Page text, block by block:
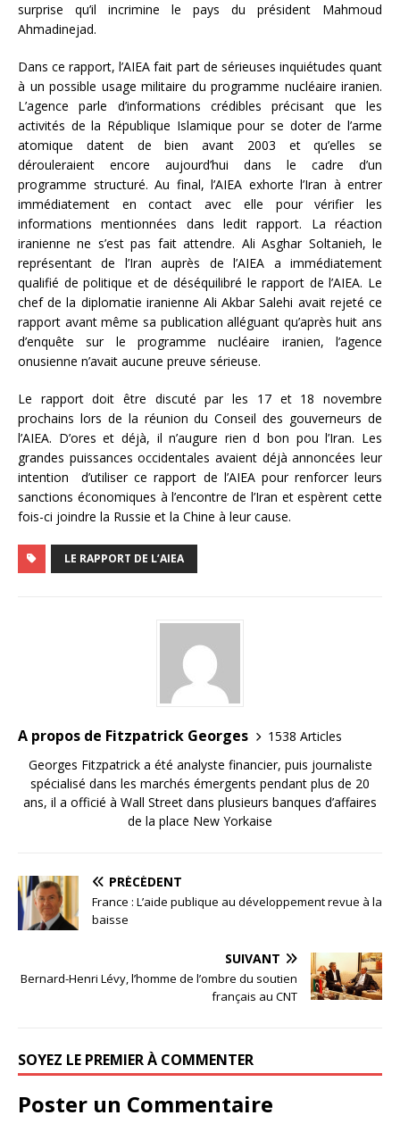
surprise qu’il incrimine le pays du président Mahmoud
Ahmadinejad.
Dans ce rapport, l’AIEA fait part de sérieuses inquiétudes quant
à un possible usage militaire du programme nucléaire iranien.
L’agence parle d’informations crédibles précisant que les
activités de la République Islamique pour se doter de l’arme
atomique datent de bien avant 2003 et qu’elles se
dérouleraient encore aujourd’hui dans le cadre d’un
programme structuré. Au final, l’AIEA exhorte l’Iran à entrer
immédiatement en contact avec elle pour vérifier les
informations mentionnées dans ledit rapport. La réaction
iranienne ne s’est pas fait attendre. Ali Asghar Soltanieh, le
représentant de l’Iran auprès de l’AIEA a immédiatement
qualifié de politique et de déséquilibré le rapport de l’AIEA. Le
chef de la diplomatie iranienne Ali Akbar Salehi avait rejeté ce
rapport avant même sa publication alléguant qu’après huit ans
d’enquête sur le programme nucléaire iranien, l’agence
onusienne n’avait aucune preuve sérieuse.
Le rapport doit être discuté par les 17 et 18 novembre
prochains lors de la réunion du Conseil des gouverneurs de
l’AIEA. D’ores et déjà, il n’augure rien d bon pou l’Iran. Les
grandes puissances occidentales avaient déjà annoncées leur
intention d’utiliser ce rapport de l’AIEA pour renforcer leurs
sanctions économiques à l’encontre de l’Iran et espèrent cette
fois-ci joindre la Russie et la Chine à leur cause.
LE RAPPORT DE L’AIEA
A propos de Fitzpatrick Georges
1538 Articles
Georges Fitzpatrick a été analyste financier, puis journaliste
spécialisé dans les marchés émergents pendant plus de 20
ans, il a officié à Wall Street dans plusieurs banques d’affaires
de la place New Yorkaise
PRÉCÉDENT
France : L’aide publique au développement revue à la
baisse
SUIVANT
Bernard-Henri Lévy, l’homme de l’ombre du soutien
français au CNT
SOYEZ LE PREMIER À COMMENTER
Poster un Commentaire